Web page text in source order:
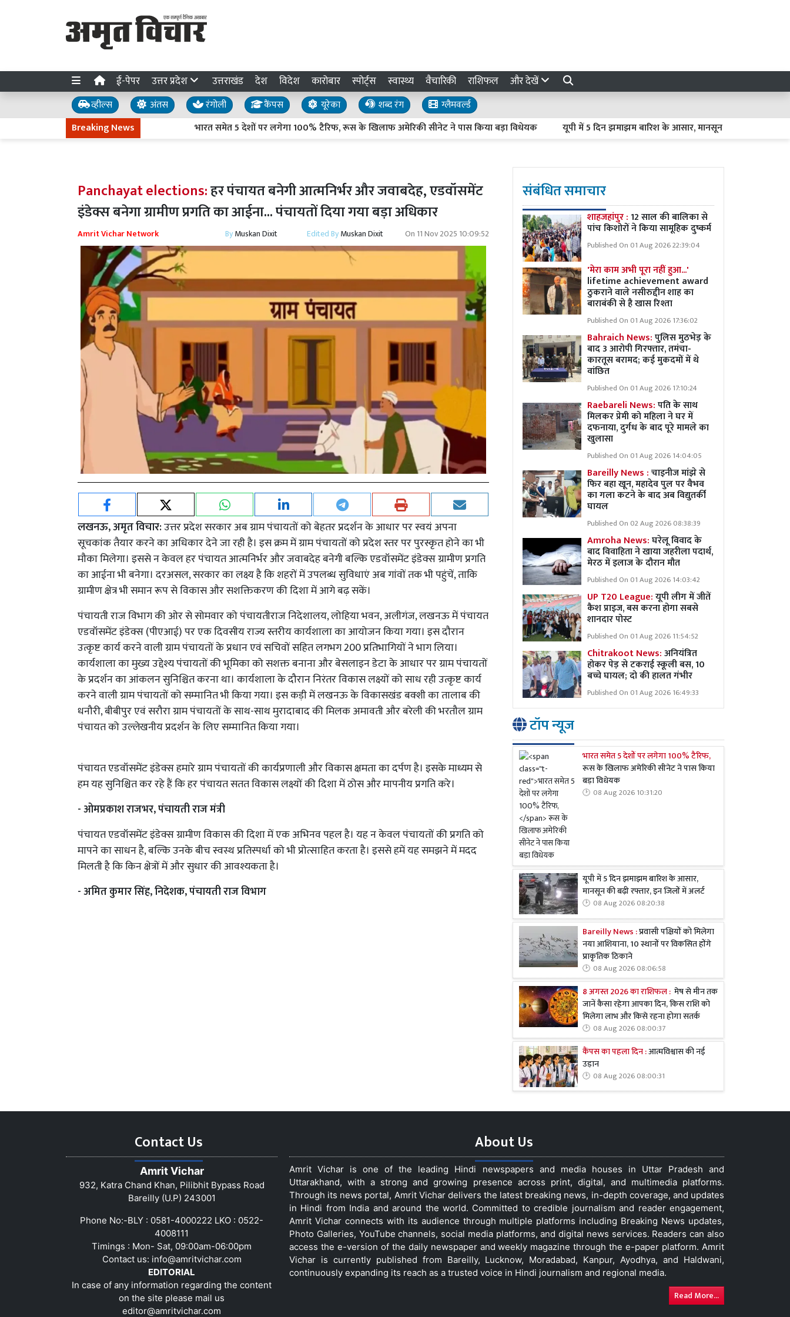
ई-पेपर उत्तर प्रदेश उत्तराखंड देश विदेश कारोबार स्पोर्ट्स स्वास्थ्य वैचारिकी राशिफल और देखें
व्हील्स अंतस रंगोली कैंपस यूरेका शब्द रंग
ग्लैमवर्ल्ड
Breaking News
भारत समेत 5 देशों पर लगेगा 100% टैरिफ, रूस के खिलाफ अमेरिकी सीनेट ने पास किया बड़ा विधेयक यूपी में 5 दिन झमाझम बारिश के आसार, मानसून की बढ़ी रफ्तार, इन जिलों
Panchayat elections:हर पंचायत बनेगी आत्मनिर्भर और जवाबदेह, एडवॉसमेंट
इंडेक्स बनेगा ग्रामीण प्रगति का आईना... पंचायतों दिया गया बड़ा अधिकार
Amrit Vichar Network ByMuskan Dixit Edited ByMuskan Dixit On 11 Nov 2025 10:09:52
लखनऊ, अमृत विचार:उत्तर प्रदेश सरकार अब ग्राम पंचायतों को बेहतर प्रदर्शन के आधार पर स्वयं अपना
सूचकांक तैयार करने का अधिकार देने जा रही है। इस क्रम में ग्राम पंचायतों को प्रदेश स्तर पर पुरस्कृत होने का भी
मौका मिलेगा। इससे न केवल हर पंचायत आत्मनिर्भर और जवाबदेह बनेगी बल्कि एडवॉसमेंट इंडेक्स ग्रामीण प्रगति
का आईना भी बनेगा। दरअसल, सरकार का लक्ष्य है कि शहरों में उपलब्ध सुविधाएं अब गांवों तक भी पहुंचें, ताकि
ग्रामीण क्षेत्र भी समान रूप से विकास और सशक्तिकरण की दिशा में आगे बढ़ सकें।
पंचायती राज विभाग की ओर से सोमवार को पंचायतीराज निदेशालय, लोहिया भवन, अलीगंज, लखनऊ में पंचायत
एडवॉसमेंट इंडेक्स (पीएआई) पर एक दिवसीय राज्य स्तरीय कार्यशाला का आयोजन किया गया। इस दौरान
उत्कृष्ट कार्य करने वाली ग्राम पंचायतों के प्रधान एवं सचिवों सहित लगभग 200 प्रतिभागियों ने भाग लिया।
कार्यशाला का मुख्य उद्देश्य पंचायतों की भूमिका को सशक्त बनाना और बेसलाइन डेटा के आधार पर ग्राम पंचायतों
के प्रदर्शन का आंकलन सुनिश्चित करना था। कार्यशाला के दौरान निरंतर विकास लक्ष्यों को साध रही उत्कृष्ट कार्य
करने वाली ग्राम पंचायतों को सम्मानित भी किया गया। इस कड़ी में लखनऊ के विकासखंड बक्शी का तालाब की
धनौरी, बीबीपुर एवं सरौरा ग्राम पंचायतों के साथ-साथ मुरादाबाद की मिलक अमावती और बरेली की भरतौल ग्राम
पंचायत को उल्लेखनीय प्रदर्शन के लिए सम्मानित किया गया।
पंचायत एडवॉसमेंट इंडेक्स हमारे ग्राम पंचायतों की कार्यप्रणाली और विकास क्षमता का दर्पण है। इसके माध्यम से
हम यह सुनिश्चित कर रहे हैं कि हर पंचायत सतत विकास लक्ष्यों की दिशा में ठोस और मापनीय प्रगति करे।
- ओमप्रकाश राजभर, पंचायती राज मंत्री
पंचायत एडवॉसमेंट इंडेक्स ग्रामीण विकास की दिशा में एक अभिनव पहल है। यह न केवल पंचायतों की प्रगति को
मापने का साधन है, बल्कि उनके बीच स्वस्थ प्रतिस्पर्धा को भी प्रोत्साहित करता है। इससे हमें यह समझने में मदद
मिलती है कि किन क्षेत्रों में और सुधार की आवश्यकता है।
- अमित कुमार सिंह, निदेशक, पंचायती राज विभाग
संबंधित समाचार
शाहजहांपुर :12 साल की बालिका से
पांच किशोरों ने किया सामूहिक दुष्कर्म
Published On 01 Aug 2026 22:39:04
'मेरा काम अभी पूरा नहीं हुआ...'
lifetime achievement award
ठुकराने वाले नसीरुद्दीन शाह का
बाराबंकी से है खास रिश्ता
Published On 01 Aug 2026 17:36:02
Bahraich News:पुलिस मुठभेड़ के
बाद 3 आरोपी गिरफ्तार, तमंचा-
कारतूस बरामद; कई मुकदमों में थे
वांछित
Published On 01 Aug 2026 17:10:24
Raebareli News:पति के साथ
मिलकर प्रेमी को महिला ने घर में
दफनाया, दुर्गध के बाद पूरे मामले का
खुलासा
Published On 01 Aug 2026 14:04:05
Bareilly News :चाइनीज मांझे से
फिर बहा खून, महादेव पुल पर वैभव
का गला कटने के बाद अब विद्युतर्की
घायल
Published On 02 Aug 2026 08:38:39
Amroha News:घरेलू विवाद के
बाद विवाहिता ने खाया जहरीला पदार्थ,
मेरठ में इलाज के दौरान मौत
Published On 01 Aug 2026 14:03:42
UP T20 League:यूपी लीग में जीतें
कैश प्राइज, बस करना होगा सबसे
शानदार पोस्ट
Published On 01 Aug 2026 11:54:52
Chitrakoot News:अनियंत्रित
होकर पेड़ से टकराई स्कूली बस, 10
बच्चे घायल; दो की हालत गंभीर
Published On 01 Aug 2026 16:49:33
टॉप न्यूज
भारत समेत 5 देशों पर लगेगा 100% टैरिफ,
रूस के खिलाफ अमेरिकी सीनेट ने पास किया
बड़ा विधेयक
08 Aug 2026 10:31:20
यूपी में 5 दिन झमाझम बारिश के आसार,
मानसून की बढ़ी रफ्तार, इन जिलों में अलर्ट
08 Aug 2026 08:20:38
Bareilly News :प्रवासी पक्षियों को मिलेगा
नया आशियाना, 10 स्थानों पर विकसित होंगे
प्राकृतिक ठिकाने
08 Aug 2026 08:06:58
8 अगस्त 2026 का राशिफल : मेष से मीन तक
जानें कैसा रहेगा आपका दिन, किस राशि को
मिलेगा लाभ और किसे रहना होगा सतर्क
08 Aug 2026 08:00:37
कैंपस का पहला दिन :आत्मविश्वास की नई
उड़ान
08 Aug 2026 08:00:31
Contact Us
Amrit Vichar
932, Katra Chand Khan, Pilibhit Bypass Road
Bareilly (U.P) 243001
Phone No:-BLY : 0581-4000222 LKO : 0522-
4008111
Timings : Mon- Sat, 09:00am-06:00pm
Contact us: info@amritvichar.com
EDITORIAL
In case of any information regarding the content
on the site please mail us
editor@amritvichar.com
About Us
Amrit Vichar is one of the leading Hindi newspapers and media houses in Uttar Pradesh and
Uttarakhand, with a strong and growing presence across print, digital, and multimedia platforms.
Through its news portal, Amrit Vichar delivers the latest breaking news, in-depth coverage, and updates
in Hindi from India and around the world. Committed to credible journalism and reader engagement,
Amrit Vichar connects with its audience through multiple platforms including Breaking News updates,
Photo Galleries, YouTube channels, social media platforms, and digital news services. Readers can also
access the e-version of the daily newspaper and weekly magazine through the e-paper platform. Amrit
Vichar is currently published from Bareilly, Lucknow, Moradabad, Kanpur, Ayodhya, and Haldwani,
continuously expanding its reach as a trusted voice in Hindi journalism and regional media.
Read More...